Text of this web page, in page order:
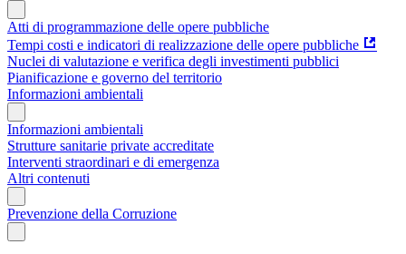
Atti di programmazione delle opere pubbliche
Tempi costi e indicatori di realizzazione delle opere pubbliche
Nuclei di valutazione e verifica degli investimenti pubblici
Pianificazione e governo del territorio
Informazioni ambientali
Informazioni ambientali
Strutture sanitarie private accreditate
Interventi straordinari e di emergenza
Altri contenuti
Prevenzione della Corruzione